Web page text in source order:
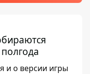
и о версии игры